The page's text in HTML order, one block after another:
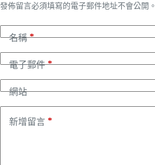
發佈留言必須填寫的電子郵件地址不會公開。
名稱*
電子郵件*
網站
新增留言 *